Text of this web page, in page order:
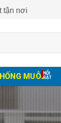
tận nơi
MUỖI